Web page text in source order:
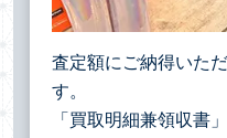
査定額にご納得いた
す。
「買取明細兼領収書